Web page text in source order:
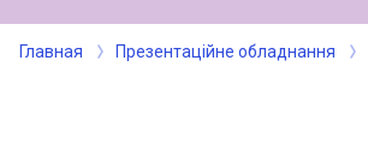
Главная Презентаційне обладнання